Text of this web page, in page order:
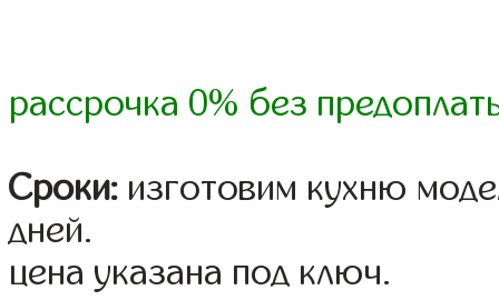
рассрочка 0% без
Сроки: изготовим кухню
дней.
цена указана под ключ.